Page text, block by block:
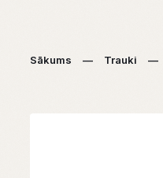
Sākums — Trauki —